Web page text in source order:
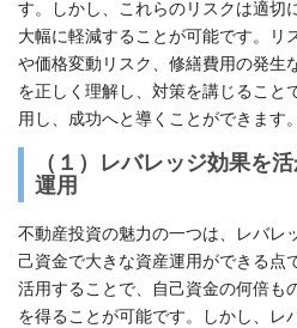
す。しかし、これらのリスクは適切
大幅に軽減することが可能です。リ
や価格変動リスク、修繕費用の発生
を正しく理解し、対策を講じること
用し、成功へと導くことができます。
（１）
レバレッジ効果を
運用
不動産投資の魅力の一つは、レバレ
己資金で大きな資産運用ができる点
活用することで、自己資金の何倍も
を得ることが可能です。しかし、レ